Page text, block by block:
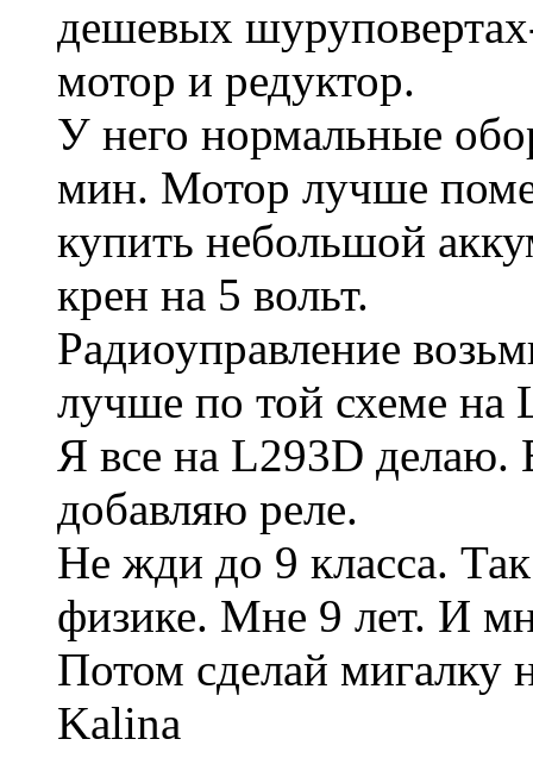
дешевых
мотор и редуктор.
У него нормальные
мин. Мотор лучше
купить небольшой
крен на 5 вольт.
Радиоуправление
лучше по той схеме на
Я все на L293D делаю.
добавляю реле.
Не жди до 9 класса.
физике. Мне 9 лет. И
Потом сделай мигалку
Kalina